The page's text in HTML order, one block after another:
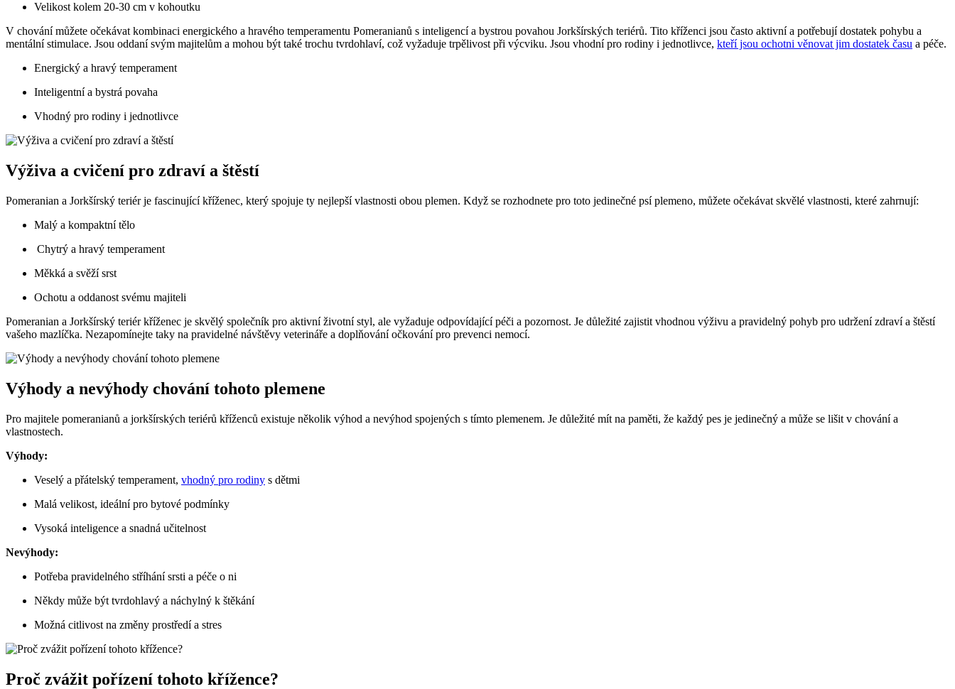
Velikost kolem 20-30 cm⁣ v kohoutku
V chování můžete očekávat kombinaci energického a hravého temperamentu Pomeranianů s ⁣inteligencí‌ a bystrou povahou ​Jorkšírských teriérů. Tito kříženci jsou ⁣často ⁤aktivní a potřebují dostatek pohybu‌ a
mentální stimulace. Jsou⁣ oddaní svým majitelům a mohou být‍ také trochu tvrdohlaví, což vyžaduje ​trpělivost při výcviku. Jsou vhodní ‌pro rodiny i jednotlivce, kteří jsou ochotni věnovat jim dostatek času a péče.
Energický a ⁤hravý temperament
Inteligentní ⁣a bystrá povaha
Vhodný pro rodiny i jednotlivce
Výživa a cvičení pro zdraví‍ a štěstí
Pomeranian a Jorkšírský ‍teriér je fascinující kříženec, který spojuje ty nejlepší​ vlastnosti obou plemen. Když se rozhodnete pro toto⁤ jedinečné⁤ psí plemeno, můžete očekávat skvělé vlastnosti, které zahrnují:
Malý a kompaktní tělo
⁣ Chytrý a hravý temperament
‍Měkká a⁣ svěží srst
Ochotu a oddanost svému majiteli
Pomeranian a Jorkšírský teriér‌ kříženec je skvělý společník pro aktivní životní ‍styl, ale vyžaduje odpovídající péči a pozornost. Je důležité⁢ zajistit vhodnou ​výživu a pravidelný ​pohyb pro ⁤udržení zdraví a štěstí
vašeho mazlíčka. Nezapomínejte taky na pravidelné návštěvy veterináře a doplňování​ očkování pro prevenci nemocí.
Výhody ‍a nevýhody ⁣chování tohoto plemene
Pro majitele pomeranianů a jorkšírských teriérů kříženců existuje několik výhod a ​nevýhod spojených s tímto plemenem. Je důležité mít na‍ paměti, že každý pes je jedinečný a může se ‍lišit ‌v chování a
vlastnostech.
Výhody:
Veselý a ‌přátelský temperament, vhodný pro rodiny s dětmi
Malá ⁢velikost, ideální pro bytové podmínky
Vysoká inteligence a snadná učitelnost
Nevýhody:
Potřeba pravidelného stříhání srsti a péče o ni
Někdy může být tvrdohlavý a ‌náchylný k štěkání
Možná citlivost na změny prostředí a stres
Proč ​zvážit pořízení tohoto křížence?